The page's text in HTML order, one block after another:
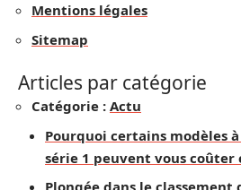
Mentions légales
Sitemap
Articles par catégorie
Catégorie : Actu
Pourquoi certains modèles
série 1 peuvent vous coûter
Plongée dans le classement